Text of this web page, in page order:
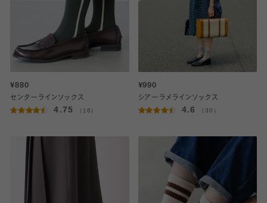
¥880
センターラインソックス
4.75 （16）
¥990
シアーラメラインソックス
4.6 （30）